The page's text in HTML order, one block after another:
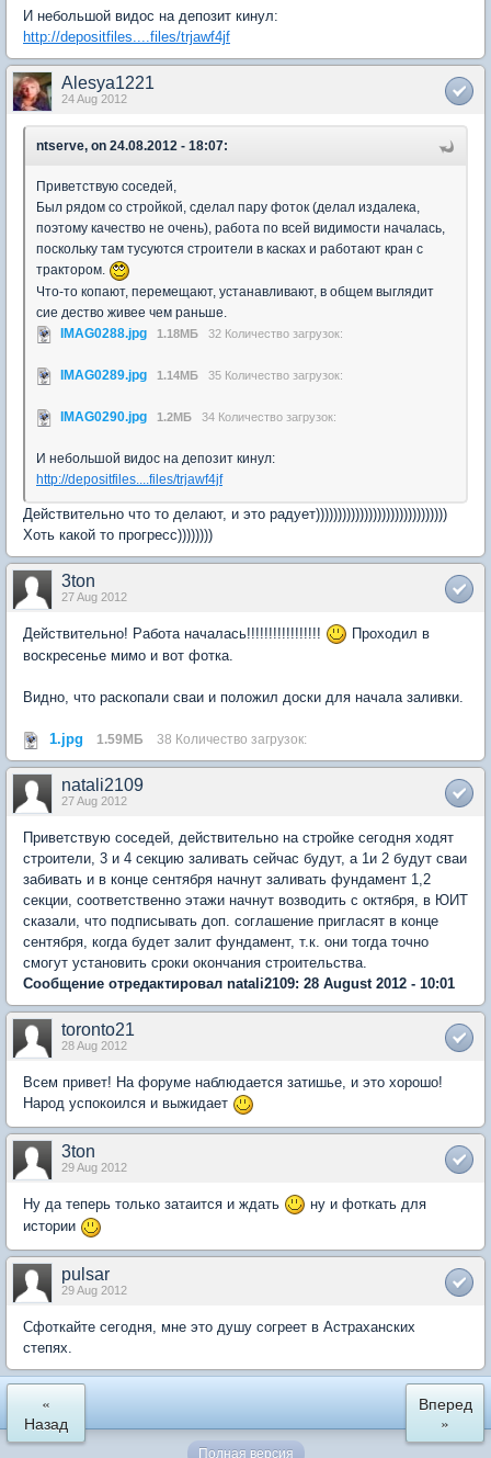
И небольшой видос на депозит кинул:
http://depositfiles....files/trjawf4jf
Alesya1221
24 Aug 2012
ntserve, on 24.08.2012 - 18:07:
Приветствую соседей,
Был рядом со стройкой, сделал пару фоток (делал издалека,
поэтому качество не очень), работа по всей видимости началась,
поскольку там тусуются строители в касках и работают кран с
трактором.
Что-то копают, перемещают, устанавливают, в общем выглядит
сие дество живее чем раньше.
IMAG0288.jpg
1.18МБ 32 Количество загрузок:
IMAG0289.jpg 1.14МБ 35 Количество загрузок:
IMAG0290.jpg 1.2МБ 34 Количество загрузок:
И небольшой видос на депозит кинул:
http://depositfiles....files/trjawf4jf
Действительно что то делают, и это радует))))))))))))))))))))))))))))))
Хоть какой то прогресс))))))))
3ton
27 Aug 2012
Действительно! Работа началась!!!!!!!!!!!!!!!!!
Проходил в
воскресенье мимо и вот фотка.
Видно, что раскопали сваи и положил доски для начала заливки.
1.jpg 1.59МБ 38 Количество загрузок:
natali2109
27 Aug 2012
Приветствую соседей, действительно на стройке сегодня ходят
строители, 3 и 4 секцию заливать сейчас будут, а 1и 2 будут сваи
забивать и в конце сентября начнут заливать фундамент 1,2
секции, соответственно этажи начнут возводить с октября, в ЮИТ
сказали, что подписывать доп. соглашение пригласят в конце
сентября, когда будет залит фундамент, т.к. они тогда точно
смогут установить сроки окончания строительства.
Сообщение отредактировал natali2109: 28 August 2012 - 10:01
toronto21
28 Aug 2012
Всем привет! На форуме наблюдается затишье, и это хорошо!
Народ успокоился и выжидает
3ton
29 Aug 2012
Ну да теперь только затаится и ждать
ну и фоткать для
истории
pulsar
29 Aug 2012
Сфоткайте сегодня, мне это душу согреет в Астраханских
степях.
«
Назад
Вперед
»
Полная версия